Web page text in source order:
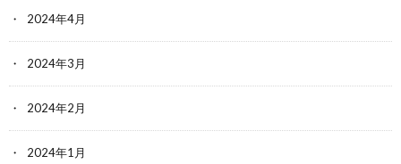
2024年4月
2024年3月
2024年2月
2024年1月